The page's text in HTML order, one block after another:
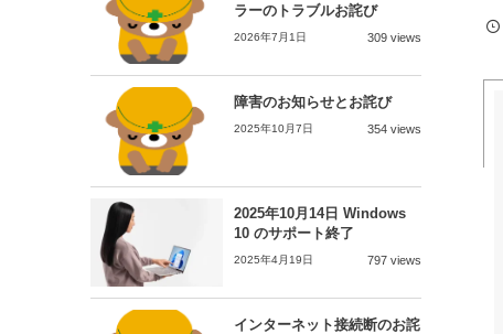
ラーのトラブルお詫び
2026年7月1日 309 views
障害のお知らせとお詫び
2025年10月7日 354 views
2025年10月14日 Windows
10 のサポート終了
2025年4月19日 797 views
インターネット接続断のお詫